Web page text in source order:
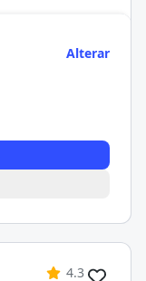
Alterar
4.3